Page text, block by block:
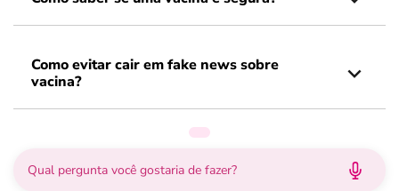
Como evitar cair em fake news sobre
vacina?